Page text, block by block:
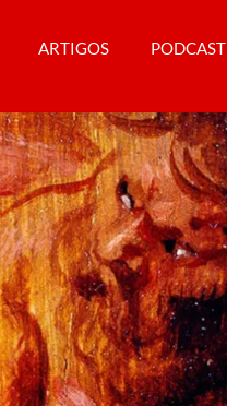
ARTIGOS PODCAST